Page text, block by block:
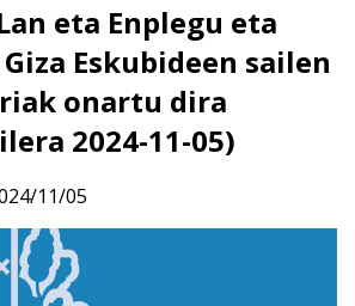
eta Enplegu eta
Eskubideen sailen
onartu dira
2024-11-05)
11/05